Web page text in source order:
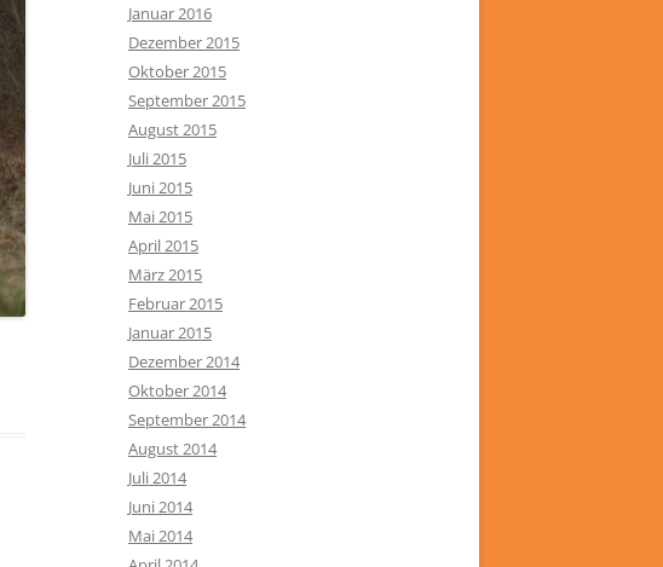
Januar 2016
Dezember 2015
Oktober 2015
September 2015
August 2015
Juli 2015
Juni 2015
Mai 2015
April 2015
März 2015
Februar 2015
Januar 2015
Dezember 2014
Oktober 2014
September 2014
August 2014
Juli 2014
Juni 2014
Mai 2014